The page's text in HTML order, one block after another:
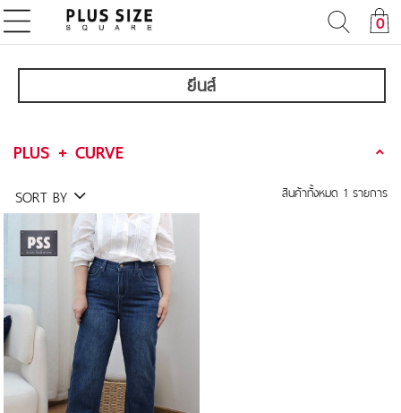
0
ยีนส์
PLUS + CURVE
SORT BY สินค้าทั้งหมด 1 รายการ